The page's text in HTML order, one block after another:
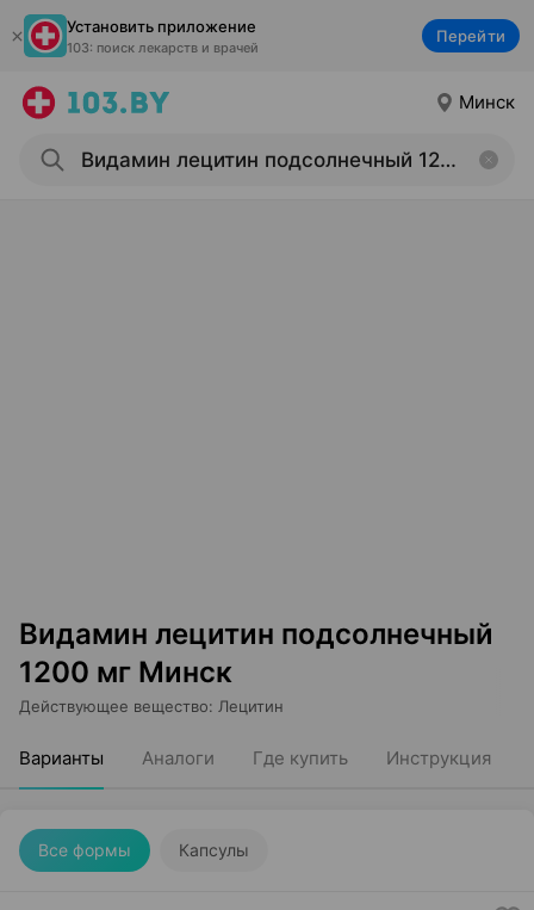
Установить приложение
103: поиск лекарств и врачей
Перейти
Минск
Видамин лецитин подсолнечный
1200 мг Минск
Действующее вещество: Лецитин
Варианты Аналоги Где купить Инструкция
Все формы Капсулы